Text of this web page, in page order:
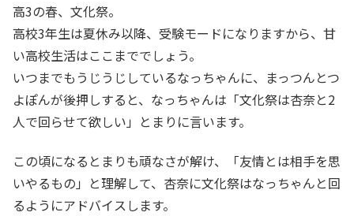
高3の春、文化祭。
高校3年生は夏休み以降、受験モードになりますから、甘
い高校生活はここまででしょう。
いつまでもうじうじしているなっちゃんに、まっつんとつ
よぽんが後押しすると、なっちゃんは「文化祭は杏奈と2
人で回らせて欲しい」とまりに言います。
この頃になるとまりも頑なさが解け、「友情とは相手を思
いやるもの」と理解して、杏奈に文化祭はなっちゃんと回
るようにアドバイスします。